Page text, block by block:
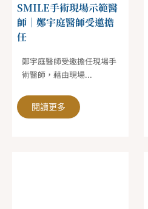
SMILE手術現場示範醫
師｜鄭宇庭醫師受邀擔
任
鄭宇庭醫師受邀擔任現場手
術醫師，藉由現場...
閱讀更多